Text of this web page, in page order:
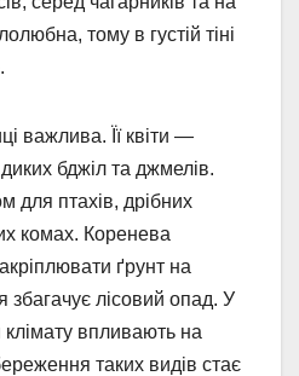
тому в густій тіні
важлива. Її квіти —
бджіл та джмелів.
для птахів, дрібних
комах. Коренева
ґрунт на
збагачує лісовий опад. У
клімату впливають на
таких видів стає